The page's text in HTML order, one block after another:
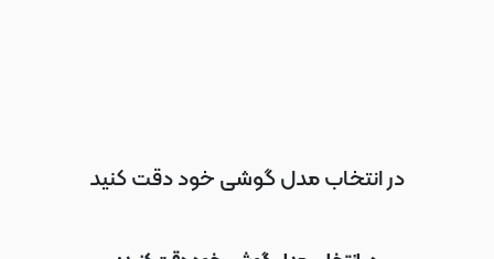
در انتخاب مدل گوشی خود دقت کنید